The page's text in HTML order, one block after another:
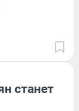
станет